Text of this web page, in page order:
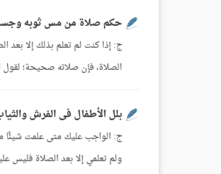
حكم صلاة من مس ثوبه
ج: إذا كنت لم تعلم بذلك إلا
الصلاة، فإن صلاته صحيحة؛ لقول الله سبحانه:
بلل الأطفال فى الفرش
ج: الواجب عليك متى علمت شيئًا
ولم تعلمي إلا بعد الصلاة فليس